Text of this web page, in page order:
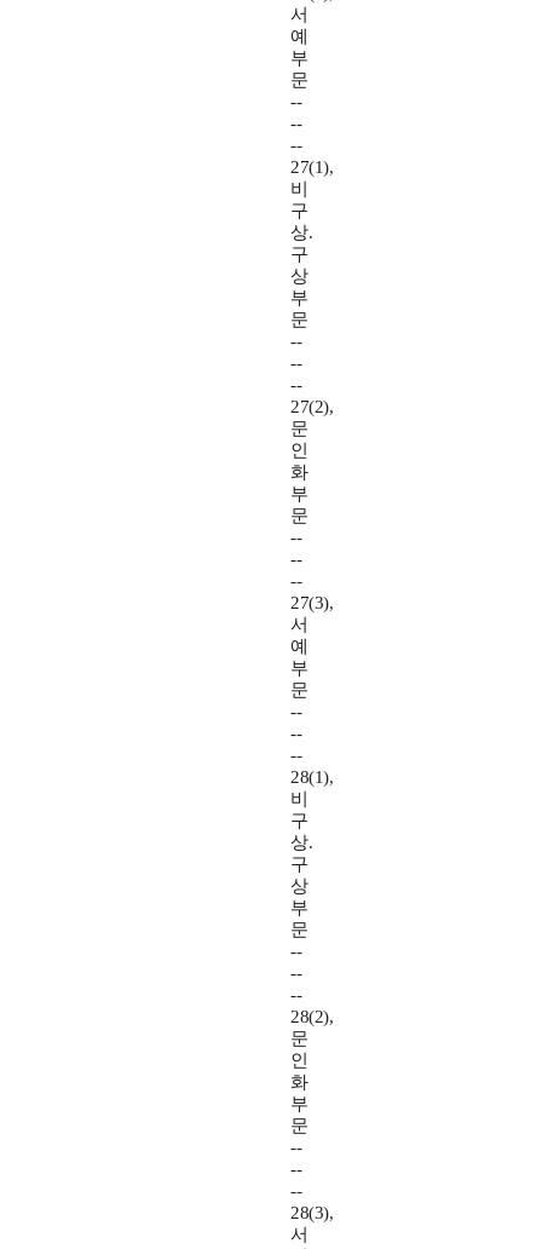
서
예
부
문
--
--
--
27(1),
비
구
상.
구
상
부
문
--
--
--
27(2),
문
인
화
부
문
--
--
--
27(3),
서
예
부
문
--
--
--
28(1),
비
구
상.
구
상
부
문
--
--
--
28(2),
문
인
화
부
문
--
--
--
28(3),
서